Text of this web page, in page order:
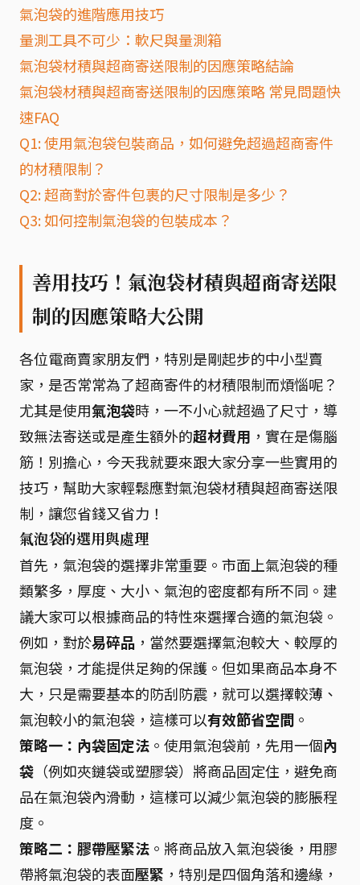
氣泡袋的進階應用技巧
量測工具不可少：軟尺與量測箱
氣泡袋材積與超商寄送限制的因應策略結論
氣泡袋材積與超商寄送限制的因應策略 常見問題快
速FAQ
Q1: 使用氣泡袋包裝商品，如何避免超過超商寄件
的材積限制？
Q2: 超商對於寄件包裹的尺寸限制是多少？
Q3: 如何控制氣泡袋的包裝成本？
善用技巧！氣泡袋材積與超商寄送限
制的因應策略大公開
各位電商賣家朋友們，特別是剛起步的中小型賣
家，是否常常為了超商寄件的材積限制而煩惱呢？
尤其是使用氣泡袋時，一不小心就超過了尺寸，導
致無法寄送或是產生額外的超材費用 ，實在是傷腦
筋！別擔心，今天我就要來跟大家分享一些實用的
技巧，幫助大家輕鬆應對氣泡袋材積與超商寄送限
制，讓您省錢又省力！
氣泡袋的選用與處理
首先，氣泡袋的選擇非常重要。市面上氣泡袋的種
類繁多，厚度、大小、氣泡的密度都有所不同。建
議大家可以根據商品的特性來選擇合適的氣泡袋。
例如，對於易碎品 ，當然要選擇氣泡較大、較厚的
氣泡袋，才能提供足夠的保護。但如果商品本身不
大，只是需要基本的防刮防震，就可以選擇較薄、
氣泡較小的氣泡袋，這樣可以有效節省空間 。
策略一： 內袋固定法 。使用氣泡袋前，先用一個內
袋 （例如夾鏈袋或塑膠袋）將商品固定住，避免商
品在氣泡袋內滑動，這樣可以減少氣泡袋的膨脹程
度。
策略二： 膠帶壓緊法 。將商品放入氣泡袋後，用膠
帶將氣泡袋的表面壓緊 ，特別是四個角落和邊緣，